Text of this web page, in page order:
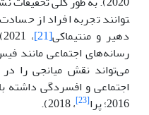
توانند تجربه افراد از
دهیر و منتی­ماکی[21]
رسانه‌های اجتماعی مانند
می‌تواند نقش میانجی را
اجتماعی و افسردگی داشته
2016؛ پرا
[23]
، 2018).